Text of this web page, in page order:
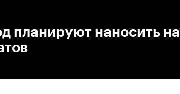
планируют наносить на